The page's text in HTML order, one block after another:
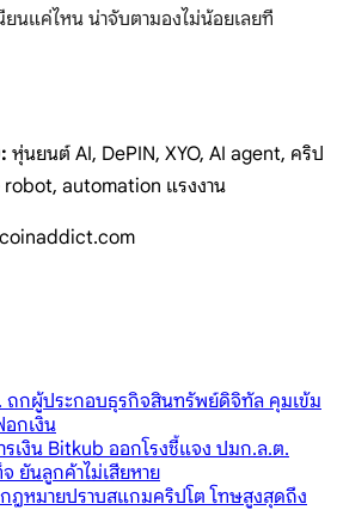
นแค่ไหน น่าจับตามองไม่น้อยเลยที
หุ่นยนต์ AI, DePIN, XYO, AI agent, คริป
automation แรงงาน
กผู้ประกอบธุรกิจสินทรัพย์ดิจิทัล คุมเข้ม
กเงิน
เงิน Bitkub ออกโรงชี้แจง ปมก.ล.ต.
ยันลูกค้าไม่เสียหาย
ฎหมายปราบสแกมคริปโต โทษสูงสุดถึง